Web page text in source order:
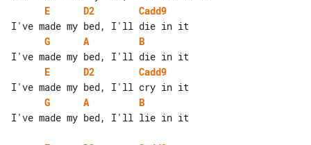
E
D2
Cadd9
G
A
B
E
D2
Cadd9
G
A
B
I've made my bed, I'll lie in it